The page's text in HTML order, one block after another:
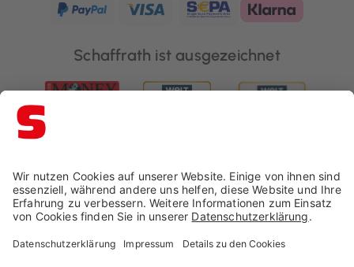
Schaffrath ist ausgezeichnet